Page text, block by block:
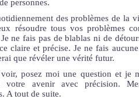
personnes.
des problèmes de la
résoudre tous vos problèmes
ne fais pas de blablas ni de
claire et précise. Je ne fais
que révéler une vérité futur.
posez moi une question et je
votre avenir avec précision.
A tout de suite.